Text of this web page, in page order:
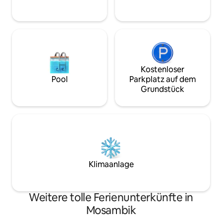
Spaziergang zum Restaurant und zur
sonnigen Liege!
Pool
Kostenloser
Parkplatz auf dem
Grundstück
Klimaanlage
Weitere tolle Ferienunterkünfte in
Mosambik